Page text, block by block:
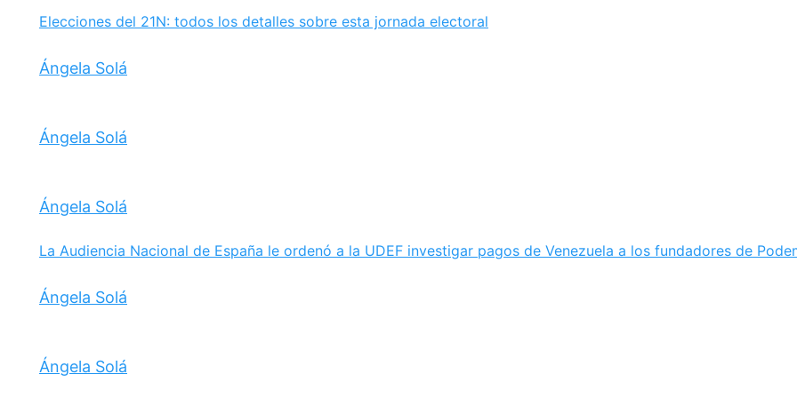
Elecciones del 21N: todos los detalles sobre esta jornada electoral
Ángela Solá
Ángela Solá
Ángela Solá
La Audiencia Nacional de España le ordenó a la UDEF investigar pagos de Venezuela a los fundadores de
Ángela Solá
Ángela Solá